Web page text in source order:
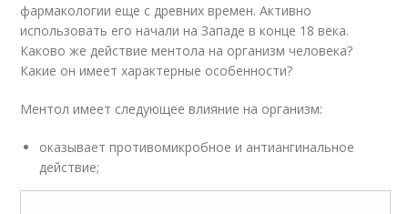
фармакологии еще с древних времен. Активно
использовать его начали на Западе в конце 18 века.
Каково же действие ментола на организм человека?
Какие он имеет характерные особенности?
Ментол имеет следующее влияние на организм:
оказывает противомикробное и антиангинальное
действие;